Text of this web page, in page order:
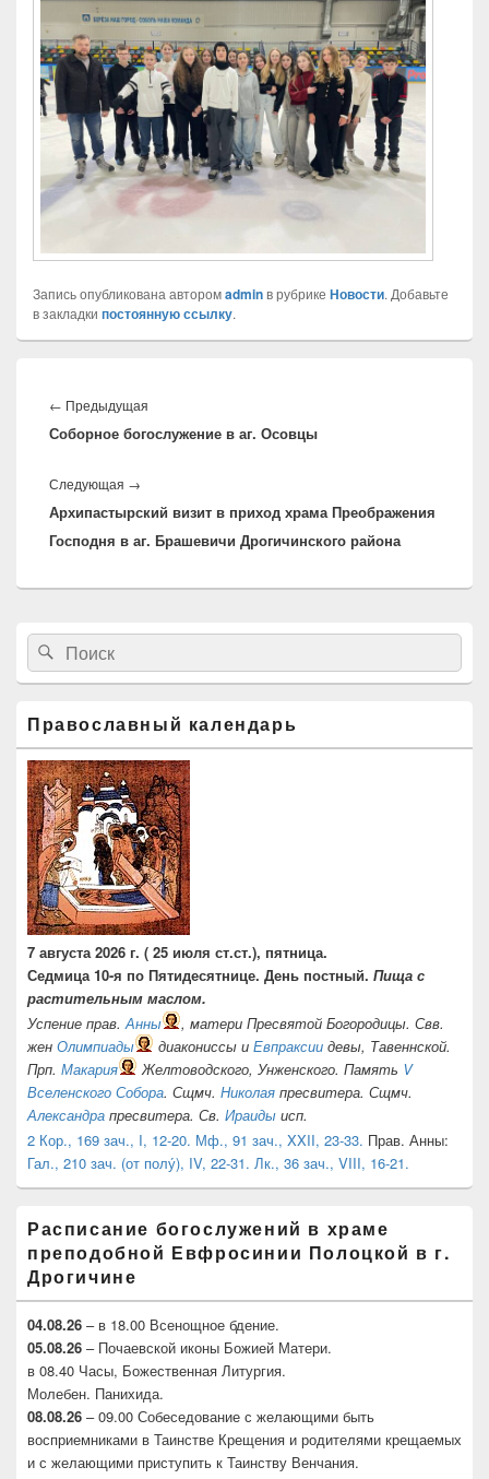
Запись опубликована авторомadminв рубрике Новости. Добавьте
в закладки постоянную ссылку.
по
записям
← Предыдущая
запись:
Соборное богослужение в аг. Осовцы
Следующая →
запись:
Архипастырский визит в приход храма Преображения
Господня в аг. Брашевичи Дрогичинского района
Область
основной
боковой
панели
Найти:Поиск
Православный календарь
7 августа 2026 г. ( 25 июля ст.ст.), пятница.
Седмица 10-я по Пятидесятнице. День постный. Пища с
растительным маслом.
Успение прав. Анны
, матери Пресвятой Богородицы. Свв.
жен Олимпиады диакониссы и Евпраксии девы, Тавеннской.
Прп. Макария Желтоводского, Унженского. Память V
Вселенского Собора. Сщмч. Николая пресвитера. Сщмч.
Александра пресвитера. Св. Ираиды исп.
2 Кор., 169 зач., I, 12-20. Мф., 91 зач., XXII, 23-33. Прав. Анны:
Гал., 210 зач. (от полу́), IV, 22-31. Лк., 36 зач., VIII, 16-21.
Расписание богослужений в храме
преподобной Евфросинии Полоцкой в г.
Дрогичине
04.08.26 – в 18.00 Всенощное бдение.
05.08.26 – Почаевской иконы Божией Матери.
в 08.40 Часы, Божественная Литургия.
Молебен. Панихида.
08.08.26 – 09.00 Собеседование с желающими быть
восприемниками в Таинстве Крещения и родителями крещаемых
и с желающими приступить к Таинству Венчания.